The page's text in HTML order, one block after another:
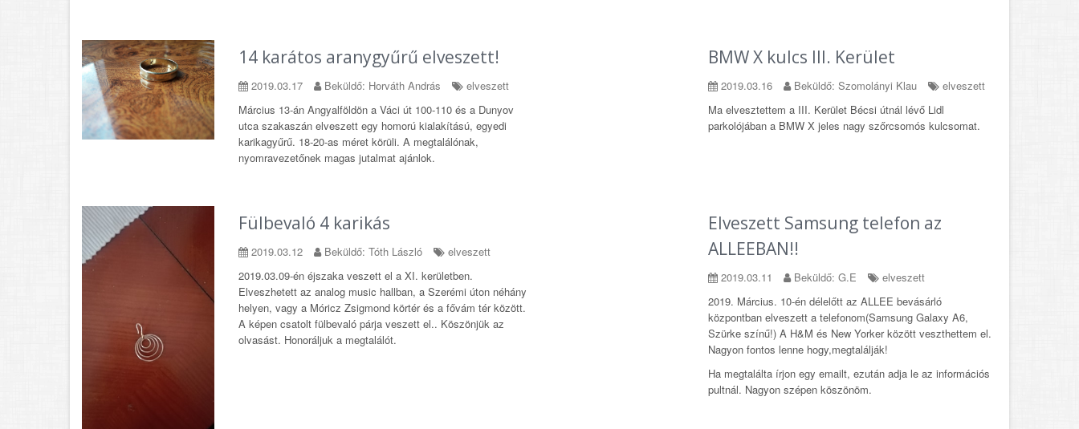
14 karátos aranygyűrű elveszett!
2019.03.17 Beküldő: Horváth András
elveszett
Március 13-án Angyalföldön a Váci út 100-110 és a Dunyov
utca szakaszán elveszett egy homorú kialakítású, egyedi
karikagyűrű. 18-20-as méret körüli. A megtalálónak,
nyomravezetőnek magas jutalmat ajánlok.
BMW X kulcs III. Kerület
2019.03.16 Beküldő: Szomolányi Klau
elveszett
Ma elvesztettem a III. Kerület Bécsi útnál lévő Lidl
parkolójában a BMW X jeles nagy szőrcsomós kulcsomat.
Fülbevaló 4 karikás
2019.03.12 Beküldő: Tóth László
elveszett
2019.03.09-én éjszaka veszett el a XI. kerületben.
Elveszhetett az analog music hallban, a Szerémi úton néhány
helyen, vagy a Móricz Zsigmond körtér és a fővám tér között.
A képen csatolt fülbevaló párja veszett el.. Köszönjük az
olvasást. Honoráljuk a megtalálót.
Elveszett Samsung telefon az
ALLEEBAN!!
2019.03.11 Beküldő: G.E
elveszett
2019. Március. 10-én délelőtt az ALLEE bevásárló
központban elveszett a telefonom(Samsung Galaxy A6,
Szürke színű!) A H&M és New Yorker között veszthettem el.
Nagyon fontos lenne hogy,megtalálják!
Ha megtalálta írjon egy emailt, ezután adja le az információs
pultnál. Nagyon szépen köszönöm.